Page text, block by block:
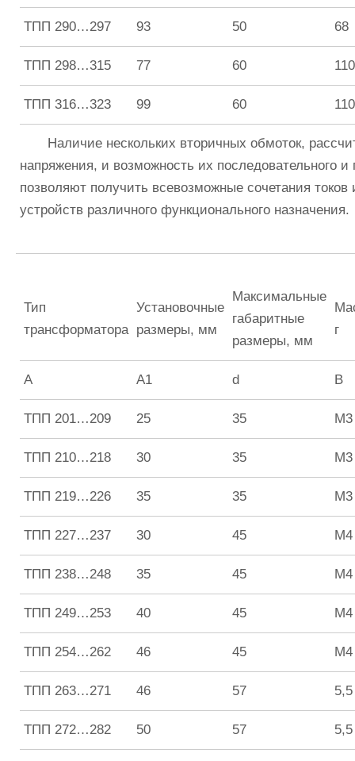
ТПП 290…297 93 50 68
ТПП 298…315 77 60 110
ТПП 316…323 99 60 110
Наличие нескольких вторичных обмоток,
напряжения, и возможность их последовательного и
позволяют получить всевозможные сочетания
устройств различного функционального назначения.
Тип
трансформатора
Установочные
размеры, мм
Максимальные
габаритные
размеры, мм
г
А А1 d B
ТПП 201…209 25 35 М3
ТПП 210…218 30 35 М3
ТПП 219…226 35 35 М3
ТПП 227…237 30 45 М4
ТПП 238…248 35 45 М4
ТПП 249…253 40 45 М4
ТПП 254…262 46 45 М4
ТПП 263…271 46 57 5,5
ТПП 272…282 50 57 5,5